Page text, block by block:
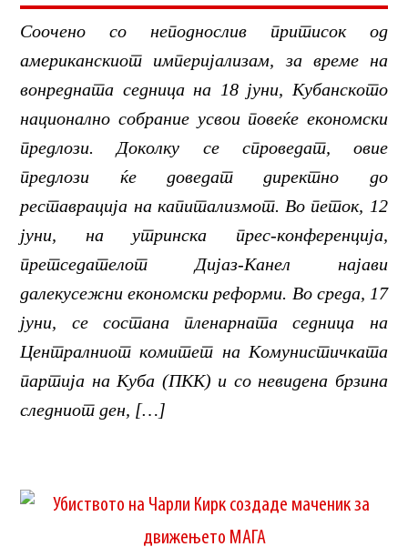
Соочено со неподнослив притисок од
американскиот империјализам, за време на
вонредната седница на 18 јуни, Кубанското
национално собрание усвои повеќе економски
предлози. Доколку се спроведат, овие
предлози ќе доведат директно до
реставрација на капитализмот. Во петок, 12
јуни, на утринска прес-конференција,
претседателот Дијаз-Канел најави
далекусежни економски реформи. Во среда, 17
јуни, се состана пленарната седница на
Централниот комитет на Комунистичката
партија на Куба (ПКК) и со невидена брзина
следниот ден, […]